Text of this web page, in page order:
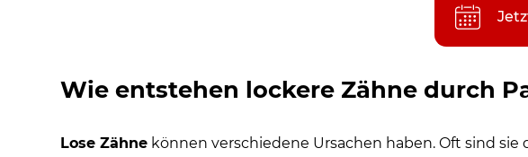
Wie kommt es zu lockeren Zähnen nach einem chirurgischen Eingriff?
Heute selten: lose Zähne durch Mangelernährung
Wie kann ein loser Zahn erhalten werden?
Wie entstehen lockere Zähne durch
Lose Zähne können verschiedene Ursachen haben. Oft sind